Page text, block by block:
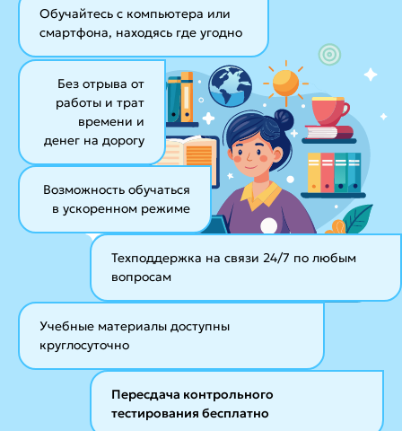
Обучайтесь с компьютера или
смартфона, находясь где угодно
Возможность обучаться
в ускоренном режиме
Без отрыва от
работы и трат
времени и
денег на дорогу
Техподдержка на связи 24/7 по любым
вопросам
Учебные материалы доступны
круглосуточно
Пересдача контрольного
тестирования бесплатно